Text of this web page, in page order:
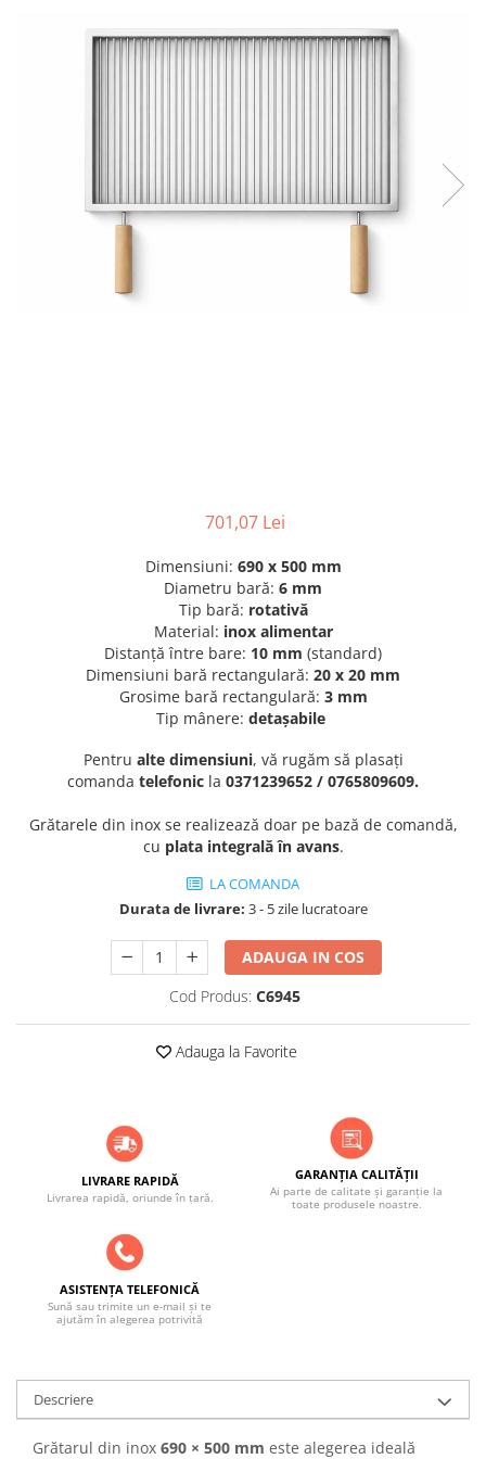
701,07 Lei
Dimensiuni: 690 x 500 mm
Diametru bară: 6 mm
Tip bară: rotativă
Material: inox alimentar
Distanță între bare: 10 mm (standard)
Dimensiuni bară rectangulară: 20 x 20 mm
Grosime bară rectangulară: 3 mm
Tip mânere: detașabile
Pentru alte dimensiuni, vă rugăm să plasați
comanda telefonic la 0371239652 / 0765809609.
Grătarele din inox se realizează doar pe bază de comandă,
cu plata integrală în avans.
LA COMANDA
Durata de livrare: 3 - 5 zile lucratoare
ADAUGA IN COS
Cod Produs: C6945
Adauga la Favorite
LIVRARE RAPIDĂ
Livrarea rapidă, oriunde în țară.
GARANȚIA CALITĂȚII
Ai parte de calitate și garanție la
toate produsele noastre.
ASISTENȚA TELEFONICĂ
Sună sau trimite un e-mail și te
ajutăm în alegerea potrivită
Descriere
Grătarul din inox 690 × 500 mm este alegerea ideală